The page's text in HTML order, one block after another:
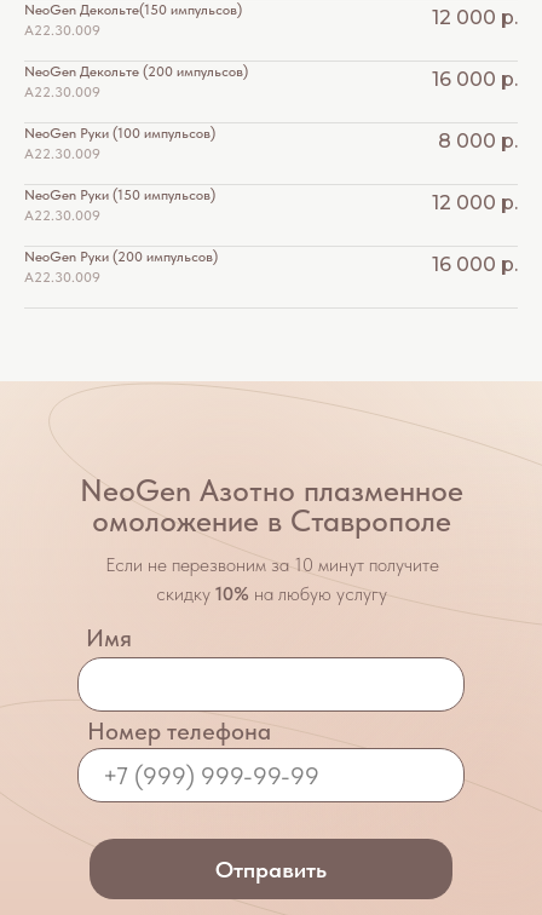
NeoGen Декольте(150 импульсов)
А22.30.009 *5216
12 000 р.
NeoGen Декольте (200 импульсов)
А22.30.009 *5217
16 000 р.
NeoGen Руки (100 импульсов)
А22.30.009 *5218
8 000 р.
NeoGen Руки (150 импульсов)
А22.30.009 *5219
12 000 р.
NeoGen Руки (200 импульсов)
А22.30.009 *5220
16 000 р.
NeoGen Азотно плазменное
омоложение в Ставрополе
Если не перезвоним за 10 минут получите
скидку 10% на любую услугу
Отправить
Имя
Номер телефона